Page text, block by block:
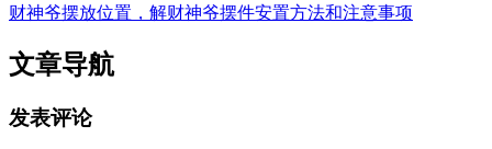
财神爷摆放位置，解财神爷摆件安置方法和注意事项
文章导航
发表评论